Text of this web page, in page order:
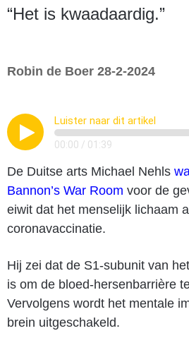
“Het is kwaadaardig.”
Robin de Boer 28-2-2024
Luister naar dit artikel
00:00 / 01:39
De Duitse arts Michael Nehls
Bannon’s War Room voor de
eiwit dat het menselijk lichaam
coronavaccinatie.
Hij zei dat de S1-subunit van
is om de bloed-hersenbarrière
Vervolgens wordt het mentale
brein uitgeschakeld.